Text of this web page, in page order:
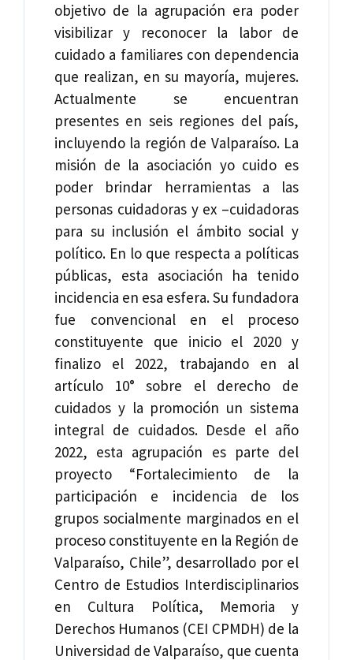
objetivo de la agrupación era poder
visibilizar y reconocer la labor de
cuidado a familiares con dependencia
que realizan, en su mayoría, mujeres.
Actualmente se encuentran
presentes en seis regiones del país,
incluyendo la región de Valparaíso. La
misión de la asociación yo cuido es
poder brindar herramientas a las
personas cuidadoras y ex –cuidadoras
para su inclusión el ámbito social y
político. En lo que respecta a políticas
públicas, esta asociación ha tenido
incidencia en esa esfera. Su fundadora
fue convencional en el proceso
constituyente que inicio el 2020 y
finalizo el 2022, trabajando en al
artículo 10° sobre el derecho de
cuidados y la promoción un sistema
integral de cuidados. Desde el año
2022, esta agrupación es parte del
proyecto “Fortalecimiento de la
participación e incidencia de los
grupos socialmente marginados en el
proceso constituyente en la Región de
Valparaíso, Chile”, desarrollado por el
Centro de Estudios Interdisciplinarios
en Cultura Política, Memoria y
Derechos Humanos (CEI CPMDH) de la
Universidad de Valparaíso, que cuenta